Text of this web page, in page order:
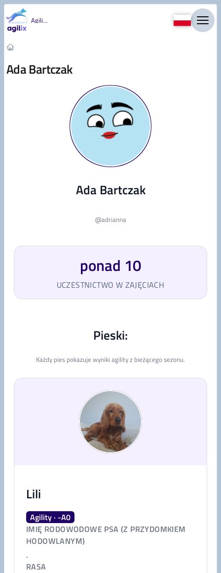
Przejdź do treści
Agility
Ada Bartczak
Ada Bartczak
@adrianna
ponad 10
UCZESTNICTWO W ZAJĘCIACH
Pieski:
Każdy pies pokazuje wyniki agility z bieżącego sezonu.
Lili
Agility · -A0
IMIĘ RODOWODOWE PSA (Z PRZYDOMKIEM
HODOWLANYM)
.
RASA